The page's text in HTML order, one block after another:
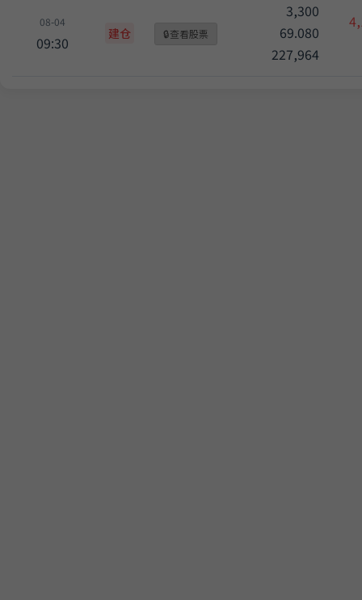
08-04
09:30 建仓 🔒查看股票
3,300
69.080
227,964